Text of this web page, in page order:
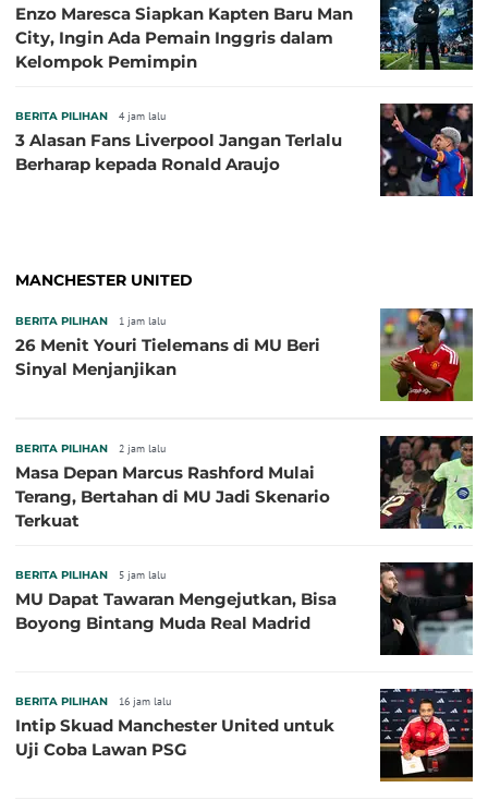
Enzo Maresca Siapkan Kapten Baru Man
City, Ingin Ada Pemain Inggris dalam
Kelompok Pemimpin
BERITA PILIHAN 4 jam lalu
3 Alasan Fans Liverpool Jangan Terlalu
Berharap kepada Ronald Araujo
MANCHESTER UNITED
BERITA PILIHAN 1 jam lalu
26 Menit Youri Tielemans di MU Beri
Sinyal Menjanjikan
BERITA PILIHAN 2 jam lalu
Masa Depan Marcus Rashford Mulai
Terang, Bertahan di MU Jadi Skenario
Terkuat
BERITA PILIHAN 5 jam lalu
MU Dapat Tawaran Mengejutkan, Bisa
Boyong Bintang Muda Real Madrid
BERITA PILIHAN 16 jam lalu
Intip Skuad Manchester United untuk
Uji Coba Lawan PSG